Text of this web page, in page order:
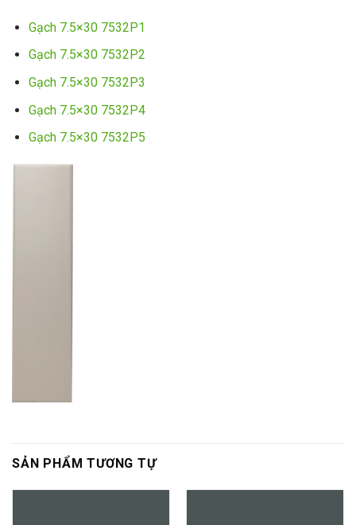
Gạch 7.5×30 7532P1
Gạch 7.5×30 7532P2
Gạch 7.5×30 7532P3
Gạch 7.5×30 7532P4
Gạch 7.5×30 7532P5
SẢN PHẨM TƯƠNG TỰ